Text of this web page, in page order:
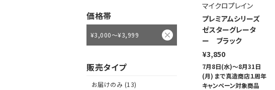
マイクロプレイン
プレミアムシリーズ
ゼスターグレータ
ー ブラック
¥3,850
7月8日(水)～8月31日
(月) まで真造商店１周年
キャンペーン対象商品
価格帯
¥3,000～¥3,999
販売タイプ
お届けのみ (13)